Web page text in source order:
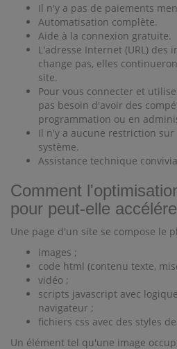
Il n'y a pas de paiements
Automatisation complète.
Aide à la connexion gratuite.
L'adresse Internet (URL) des
change pas, elles
site.
Pour vous connecter et
pas besoin d'avoir des
programmation ou en
Il n'y a aucune restriction
système.
Assistance technique
Comment
pour peut-elle
Une page d'un site se compose le
images ;
code html (contenu texte,
vidéo ;
scripts javascript avec
navigateur ;
fichiers css avec des styles
Un élément tel qu'une image